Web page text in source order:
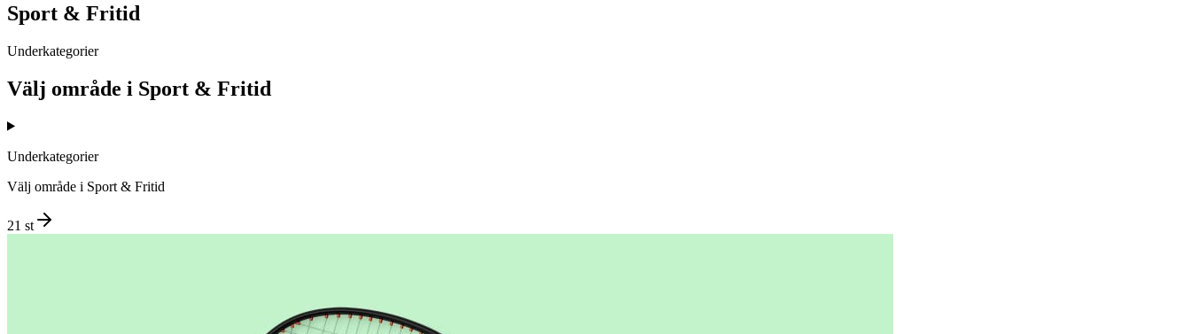
Sport & Fritid
Underkategorier
Välj område i Sport & Fritid
Underkategorier
Välj område i Sport & Fritid
21 st